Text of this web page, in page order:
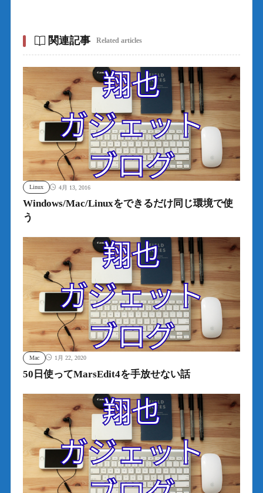
関連記事 Related articles
Linux 4月 13, 2016
Windows/Mac/Linuxをできるだけ同じ環境で使
う
Mac 1月 22, 2020
50日使ってMarsEdit4を手放せない話